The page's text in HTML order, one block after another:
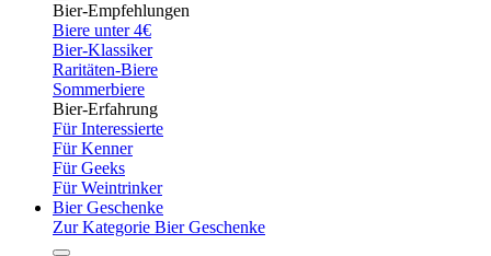
Bier-Empfehlungen
Biere unter 4€
Bier-Klassiker
Raritäten-Biere
Sommerbiere
Bier-Erfahrung
Für Interessierte
Für Kenner
Für Geeks
Für Weintrinker
Bier Geschenke
Zur Kategorie Bier Geschenke